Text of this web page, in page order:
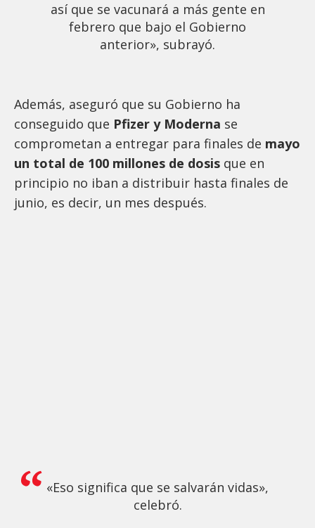
así que se vacunará a más gente en
febrero que bajo el Gobierno
anterior», subrayó.
Además, aseguró que su Gobierno ha
conseguido que Pfizer y Moderna se
comprometan a entregar para finales de mayo
un total de 100 millones de dosis que en
principio no iban a distribuir hasta finales de
junio, es decir, un mes después.
«Eso significa que se salvarán vidas»,
celebró.